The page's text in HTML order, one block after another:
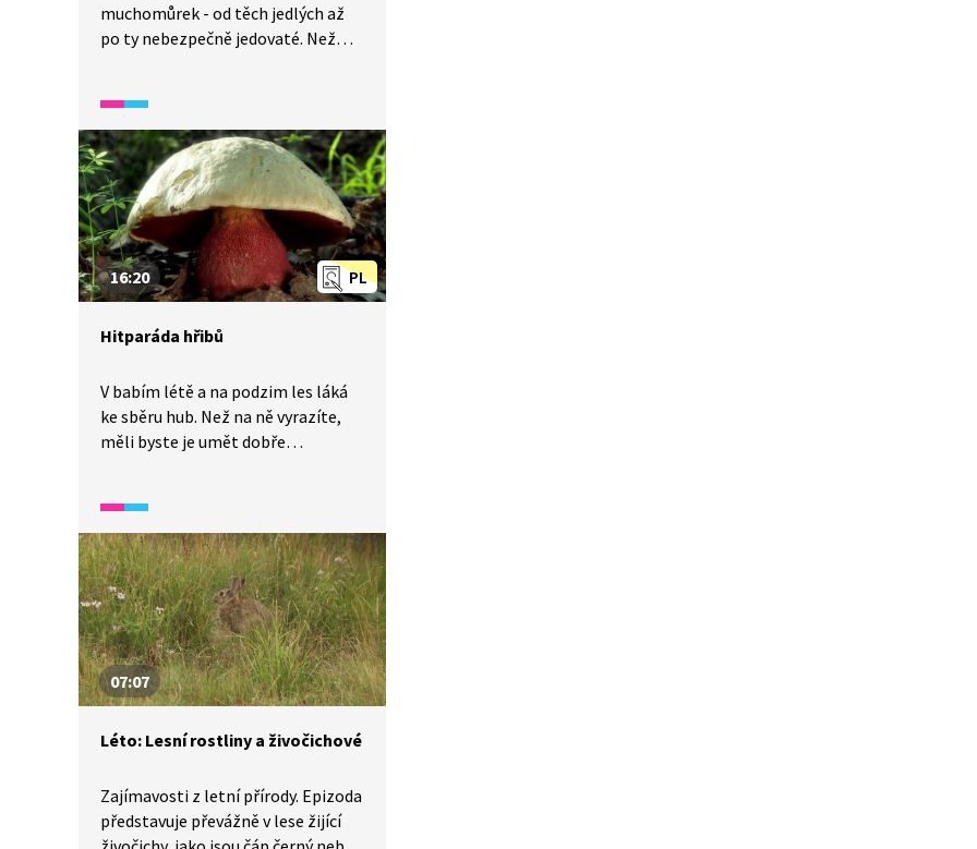
muchomůrek - od těch jedlých až
po ty nebezpečně jedovaté. Než
A na co si dát pozor? Jsou mezi
nimi některé opravdu nebezpečné!
PL
16:20
Hitparáda hřibů
V babím létě a na podzim les láká
ke sběru hub. Než na ně vyrazíte,
měli byste je umět dobře
pod nimiž rostou, a proč byste
neměli poškozovat podhoubí
u hub, které sbíráte, a neničit
houby, které sebrat nechcete.
A věděli jste, že některé houby
dokonce sbírat nesmíte, protože
jsou chráněné?
07:07
Léto: Lesní rostliny a živočichové
Zajímavosti z letní přírody. Epizoda
představuje převážně v lese žijící